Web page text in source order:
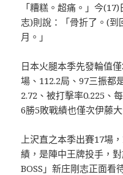
「糟糕。超痛。」今
志)則說：「骨折了。(
月。」
日本火腿本季先發輪值
場、112.2局、97三振都
2.72、被打擊率0.225、
6勝5敗戰績也僅次伊藤
上沢直之本季出賽17場
績，是陣中王牌投手，
BOSS」新庄剛志正面看